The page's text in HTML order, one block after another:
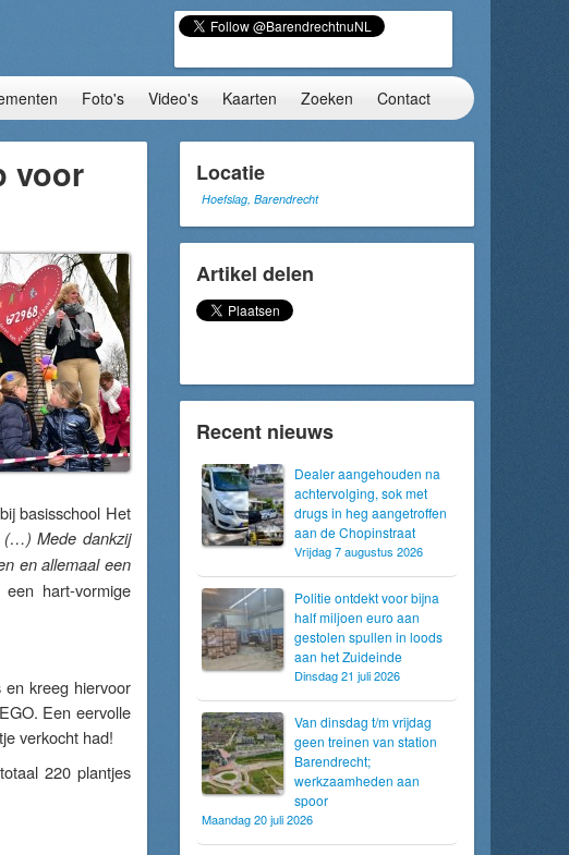
Foto's Video's Kaarten Zoeken Contact
voor
basisschool Het
(…) Mede dankzij
en allemaal een
hart-vormige
kreeg hiervoor
Een eervolle
verkocht had!
220 plantjes
Locatie
Hoefslag, Barendrecht
Artikel delen
Recent nieuws
Dealer aangehouden na
achtervolging, sok met
drugs in heg aangetroffen
aan de Chopinstraat
Vrijdag 7 augustus 2026
Politie ontdekt voor bijna
half miljoen euro aan
gestolen spullen in loods
aan het Zuideinde
Dinsdag 21 juli 2026
Van dinsdag t/m vrijdag
geen treinen van station
Barendrecht;
werkzaamheden aan
spoor
Maandag 20 juli 2026